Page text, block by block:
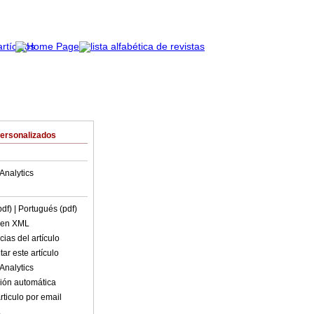
| Portugués (pdf)
XML
del artículo
este artículo
automática
por email